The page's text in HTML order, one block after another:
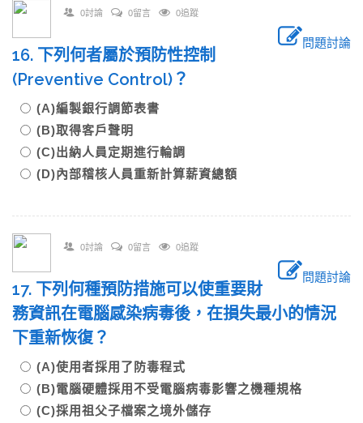
0討論 0留言 0追蹤
問題討論
16. 下列何者屬於預防性控制
(Preventive Control)？
(A)編製銀行調節表書
(B)取得客戶聲明
(C)出納人員定期進行輪調
(D)內部稽核人員重新計算薪資總額
0討論 0留言 0追蹤
問題討論
17. 下列何種預防措施可以使重要財
務資訊在電腦感染病毒後，在損失最小的情況
下重新恢復？
(A)使用者採用了防毒程式
(B)電腦硬體採用不受電腦病毒影響之機種規格
(C)採用祖父子檔案之境外儲存